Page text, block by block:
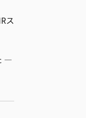
ス
―